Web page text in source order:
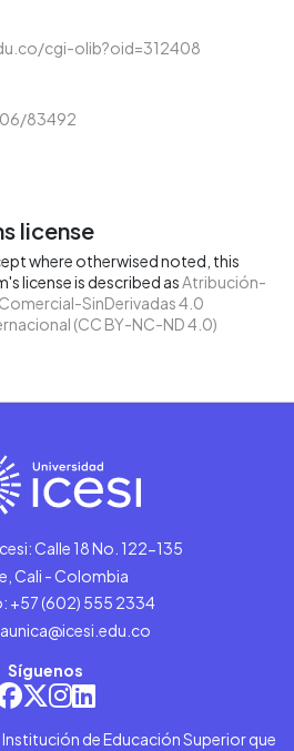
cgi-olib?oid=312408
83492
license
where otherwised noted, this
license is described asAtribución-
SinDerivadas 4.0
(CC BY-NC-ND 4.0)
Calle 18 No. 122-135
Cali - Colombia
+57 (602) 555 2334
Síguenos
Institución de Educación Superior que